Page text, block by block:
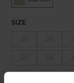
SIZE